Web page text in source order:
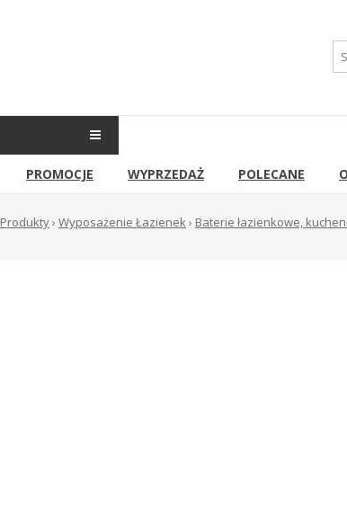
PROMOCJE WYPRZEDAŻ POLECANE
Produkty› Wyposażenie Łazienek› Baterie łazienkowe,